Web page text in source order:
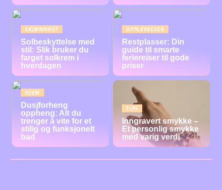
SKJØNNHET
Solbeskyttelse med
stil: Slik bruker du
farget solkrem i
hverdagen
OPPLEVELSER
Restplasser: Din
guide til smarte
feriereiser til gode
priser
HJEM
Dusjforheng
oppheng: Alt du
trenger å vite for et
stilig og funksjonelt
bad
TIPS
Inngravert smykke –
Et personlig smykke
med varig verdi